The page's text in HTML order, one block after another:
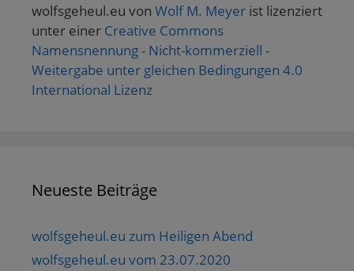
wolfsgeheul.eu von Wolf M. Meyer ist lizenziert
unter einer Creative Commons
Namensnennung - Nicht-kommerziell -
Weitergabe unter gleichen Bedingungen 4.0
International Lizenz
Neueste Beiträge
wolfsgeheul.eu zum Heiligen Abend
wolfsgeheul.eu vom 23.07.2020